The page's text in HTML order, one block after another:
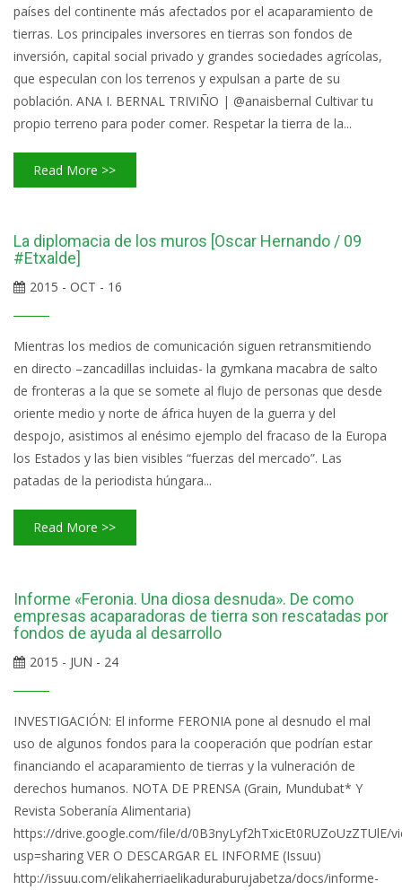
países del continente más afectados por el acaparamiento de
tierras. Los principales inversores en tierras son fondos de
inversión, capital social privado y grandes sociedades agrícolas,
que especulan con los terrenos y expulsan a parte de su
población. ANA I. BERNAL TRIVIÑO | @anaisbernal Cultivar tu
propio terreno para poder comer. Respetar la tierra de la...
Read More >>
La diplomacia de los muros [Oscar Hernando / 09
#Etxalde]
2015 - OCT - 16
Mientras los medios de comunicación siguen retransmitiendo
en directo –zancadillas incluidas- la gymkana macabra de salto
de fronteras a la que se somete al flujo de personas que desde
oriente medio y norte de áfrica huyen de la guerra y del
despojo, asistimos al enésimo ejemplo del fracaso de la Europa
los Estados y las bien visibles “fuerzas del mercado”. Las
patadas de la periodista húngara...
Read More >>
Informe «Feronia. Una diosa desnuda». De como
empresas acaparadoras de tierra son rescatadas por
fondos de ayuda al desarrollo
2015 - JUN - 24
INVESTIGACIÓN: El informe FERONIA pone al desnudo el mal
uso de algunos fondos para la cooperación que podrían estar
financiando el acaparamiento de tierras y la vulneración de
derechos humanos. NOTA DE PRENSA (Grain, Mundubat* Y
Revista Soberanía Alimentaria)
https://drive.google.com/file/d/0B3nyLyf2hTxicEt0RUZoUzZTUlE/
usp=sharing VER O DESCARGAR EL INFORME (Issuu)
http://issuu.com/elikaherriaelikaduraburujabetza/docs/informe-